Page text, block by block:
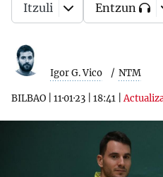
Igor G. Vico NTM
BILBAO 11·01·23 18:41 |
Itzuli Entzun